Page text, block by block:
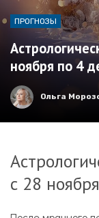
ПРОГНОЗЫ
ноября по 4
Ольга
с 28